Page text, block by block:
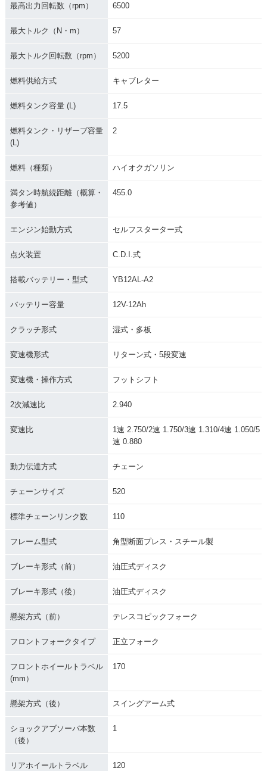
最高出力回転数（rpm） 6500
最大トルク（N・m） 57
最大トルク回転数（rpm） 5200
燃料供給方式 キャブレター
燃料タンク容量 (L) 17.5
燃料タンク・リザーブ容量
(L)
2
燃料（種類） ハイオクガソリン
満タン時航続距離（概算・
参考値）
455.0
エンジン始動方式 セルフスターター式
点火装置 C.D.I.式
搭載バッテリー・型式 YB12AL-A2
バッテリー容量 12V-12Ah
クラッチ形式 湿式・多板
変速機形式 リターン式・5段変速
変速機・操作方式 フットシフト
2次減速比 2.940
変速比
1速 2.750/2速 1.750/3速 1.310/4速 1.050/5
速 0.880
動力伝達方式 チェーン
チェーンサイズ 520
標準チェーンリンク数 110
フレーム型式 角型断面プレス・スチール製
ブレーキ形式（前） 油圧式ディスク
ブレーキ形式（後） 油圧式ディスク
懸架方式（前） テレスコピックフォーク
フロントフォークタイプ 正立フォーク
フロントホイールトラベル
(mm）
170
懸架方式（後） スイングアーム式
ショックアブソーバ本数
（後）
1
リアホイールトラベル
120